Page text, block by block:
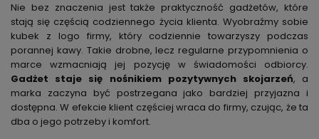
Nie bez znaczenia jest także praktyczność gadżetów, które
stają się częścią codziennego życia klienta. Wyobraźmy sobie
kubek z logo firmy, który codziennie towarzyszy podczas
porannej kawy. Takie drobne, lecz regularne przypomnienia o
marce wzmacniają jej pozycję w świadomości odbiorcy.
Gadżet staje się nośnikiem pozytywnych skojarzeń, a
marka zaczyna być postrzegana jako bardziej przyjazna i
dostępna. W efekcie klient częściej wraca do firmy, czując, że ta
dba o jego potrzeby i komfort.